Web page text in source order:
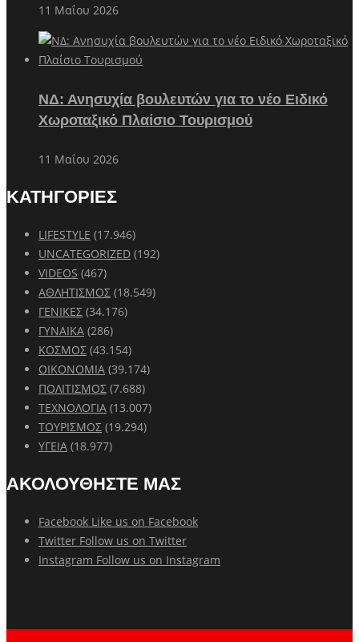
11 Μαΐου 2026
ΝΔ: Ανησυχία βουλευτών για το νέο Ειδικό
Χωροταξικό Πλαίσιο Τουρισμού
11 Μαΐου 2026
ΚΑΤΗΓΟΡΙΕΣ
LIFESTYLE (17.946)
UNCATEGORIZED (192)
VIDEOS (467)
ΑΘΛΗΤΙΣΜΟΣ (18.549)
ΓΕΝΙΚΕΣ (34.176)
ΓΥΝΑΙΚΑ (286)
ΚΟΣΜΟΣ (43.154)
ΟΙΚΟΝΟΜΙΑ (39.174)
ΠΟΛΙΤΙΣΜΟΣ (7.688)
ΤΕΧΝΟΛΟΓΙΑ (13.007)
ΤΟΥΡΙΣΜΟΣ (19.294)
ΥΓΕΙΑ (18.977)
ΑΚΟΛΟΥΘΗΣΤΕ ΜΑΣ
Facebook Like us on Facebook
Twitter Follow us on Twitter
Instagram Follow us on Instagram